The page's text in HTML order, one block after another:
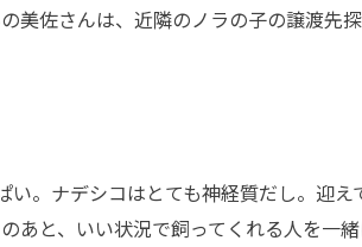
美佐さんは、近隣のノラの子の譲渡先
い。ナデシコはとても神経質だし。迎
あと、いい状況で飼ってくれる人を一緒